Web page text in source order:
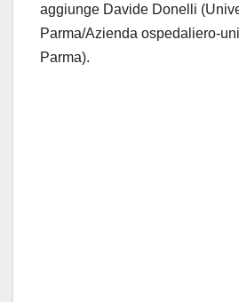
aggiunge Davide Donelli
Parma/Azienda ospedaliero-
Parma).